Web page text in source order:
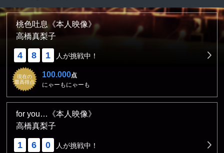
桃色吐息《本人映像》
高橋真梨子
4 8 1 人が挑戦中！
現在の
最高得点
100.000点
にゃーもにゃーも
for you…《本人映像》
高橋真梨子
1 6 0 人が挑戦中！